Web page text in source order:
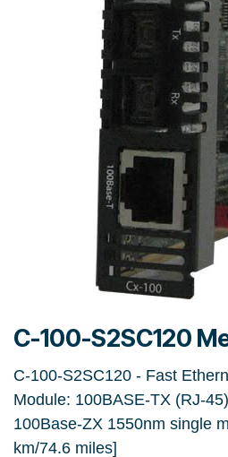
C-100-S2SC120
C-100-S2SC120 - Fast
Module: 100BASE-TX (RJ-
100Base-ZX 1550nm single
km/74.6 miles]